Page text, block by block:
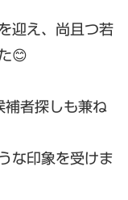
迎え、尚且つ若
😊
者探しも兼ね
な印象を受けま